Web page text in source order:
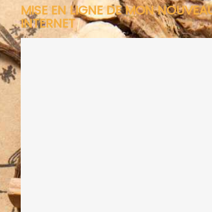
MISE EN LIGNE DE MON
INTERNET